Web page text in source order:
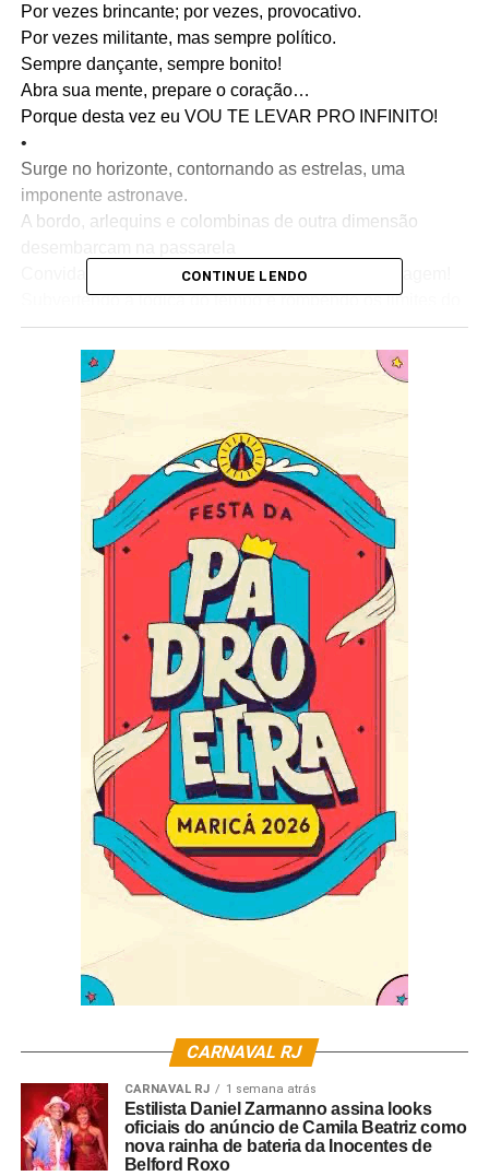
Por vezes brincante; por vezes, provocativo.
Por vezes militante, mas sempre político.
Sempre dançante, sempre bonito!
Abra sua mente, prepare o coração…
Porque desta vez eu VOU TE LEVAR PRO INFINITO!
•
Surge no horizonte, contornando as estrelas, uma
imponente astronave.
A bordo, arlequins e colombinas de outra dimensão
Convidando todo o público para uma fantástica viagem!
Subvertendo a lógica do tempo e rompendo os limites do
espaço,
A nave mergulha na imensidão e chega ao estopim da
A grande explosão se repete em plena avenida.
Passado e futuro se enlaçam numa trama infinita.
A luz das estrelas são pigmentos que compõem a
infindável tela do firmamento.
A natureza é compositora e desenha o infinito através de
seus quatro elementos.
Gotas d’água de um oceano, grãos de areia de um
O que cabe na palma da mão é tão infinito quanto o
quadro completo!
No fogo que arde, no ar que não se vê…
O infinito é como um poema feito para se sentir, não para
se entender.
Fauna, flora e toda sua beleza,
Eis o cenário relicário esculpido pela natureza!
Tal obra, tão sublime e perfeita, é digna de cuidado e
Para que o seu infinito seja também eterno.
O cuidador do jardim vive entre a sensatez e o desatino.
E nessa dualidade se espelha o nosso futuro.
Esgotaremos toda a Terra ou faremos dela um lugar
O homem ante o paradoxo de sua própria evolução:
O que será mais infinito, sua criatividade ou sua
ambição?
•
Quando a criatividade prevalece, o dom germina a flor
CONTINUE LENDO
CARNAVAL RJ
CARNAVAL RJ 1 semana atrás
Estilista Daniel Zarmanno assina looks
oficiais do anúncio de Camila Beatriz como
nova rainha de bateria da Inocentes de
Belford Roxo